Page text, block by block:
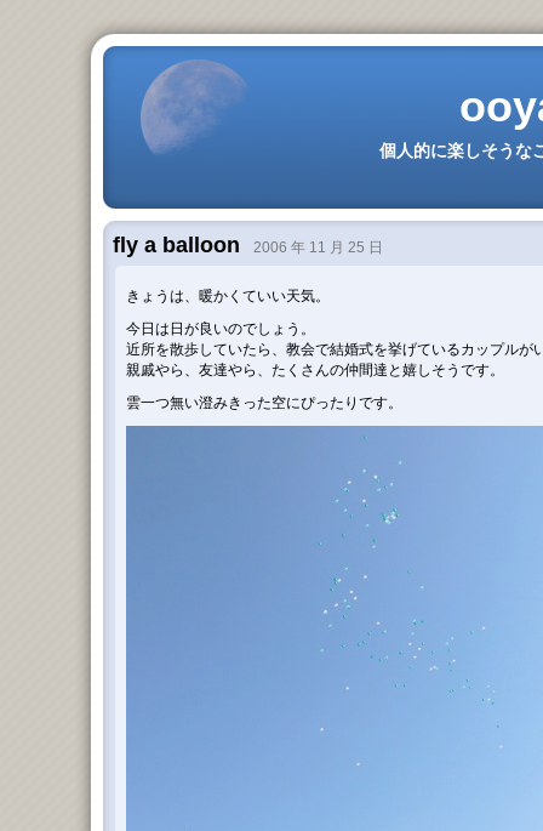
個人的に楽しそうな
fly a balloon 2006 年 11 月 25 日
きょうは、暖かくていい天気。
今日は日が良いのでしょう。
近所を散歩していたら、教会で結婚式を挙げているカップルが
親戚やら、友達やら、たくさんの仲間達と嬉しそうです。
雲一つ無い澄みきった空にぴったりです。